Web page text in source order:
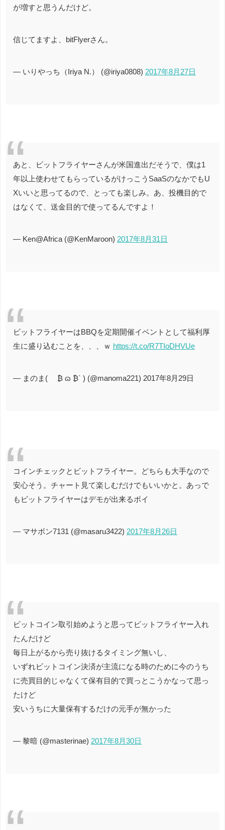
が増すと思うんだけど。
信じてますよ、bitFlyerさん。
— いりやっち（Iriya N.） (@iriya0808) 2017年8月27日
あと、ビットフライヤーさんが米国進出だそうで、僕は1
年以上使わせてもらっているがけっこうSaaSのなかでもU
Xいいと思ってるので、とっても楽しみ。あ、投機目的で
はなくて、送金目的で使ってるんですよ！
— Ken@Africa (@KenMaroon) 2017年8月31日
ビットフライヤーはBBQを定期開催イベントとして福利厚
生に盛り込むことを、、、ｗ https://t.co/R7TIoDHVUe
— まのま( ´₿ ɷ ₿` ) (@manoma221) 2017年8月29日
コインチェックとビットフライヤー。どちらも大手なので
安心そう。チャート見て楽しむだけでもいいかと。あっで
もビットフライヤーはデモが出来るポイ
— マサボン7131 (@masaru3422) 2017年8月26日
ビットコイン取引始めようと思ってビットフライヤー入れ
たんだけど
毎日上がるから売り抜けるタイミング無いし、
いずれビットコイン決済が主流になる時のために今のうち
に売買目的じゃなくて保有目的で買っとこうかなって思っ
たけど
安いうちに大量保有するだけの元手が無かった
— 黎暗 (@masterinae) 2017年8月30日